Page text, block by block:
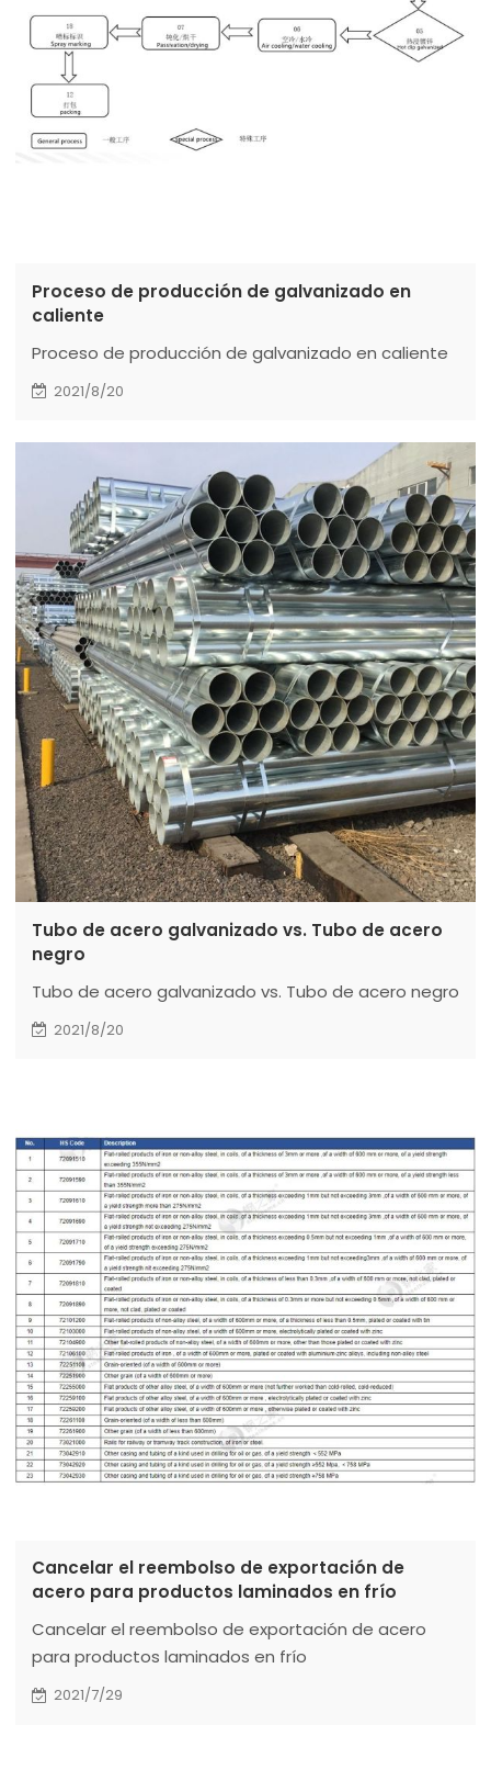
Proceso de producción de galvanizado en
caliente
Proceso de producción de galvanizado en caliente
2021/8/20
Tubo de acero galvanizado vs. Tubo de acero
negro
Tubo de acero galvanizado vs. Tubo de acero negro
2021/8/20
Cancelar el reembolso de exportación de
acero para productos laminados en frío
Cancelar el reembolso de exportación de acero
para productos laminados en frío
2021/7/29